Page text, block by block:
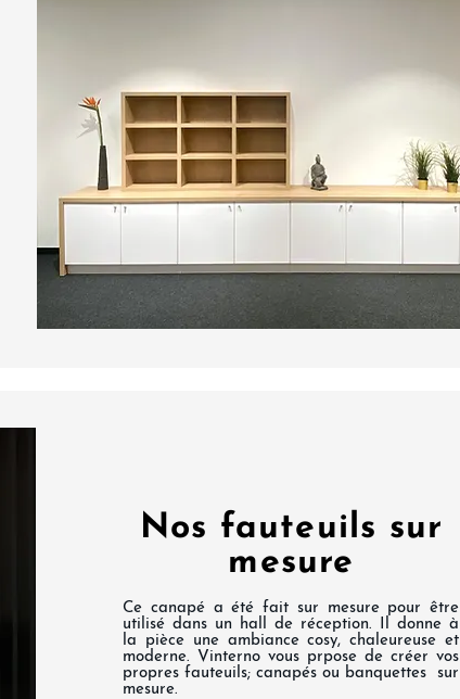
Nos fauteuils sur
mesure
Ce canapé a été fait sur mesure pour être
utilisé dans un hall de réception. Il donne à
la pièce une ambiance cosy, chaleureuse et
moderne. Vinterno vous prpose de créer vos
propres fauteuils; canapés ou banquettes sur
mesure.